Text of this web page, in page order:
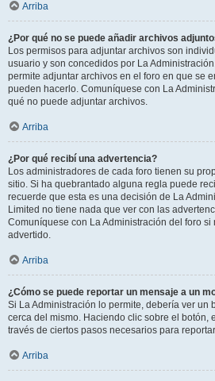
Arriba
¿Por qué no se puede añadir archivos
Los permisos para adjuntar archivos son
usuario y son concedidos por La
permite adjuntar archivos en el foro en que se
pueden hacerlo. Comuníquese con La
qué no puede adjuntar archivos.
Arriba
¿Por qué recibí una advertencia?
Los administradores de cada foro tienen su
sitio. Si ha quebrantado alguna regla puede
recuerde que esta es una decisión de La
Limited no tiene nada que ver con las
Comuníquese con La Administración del foro si
advertido.
Arriba
¿Cómo se puede reportar un mensaje a un
Si La Administración lo permite, debería ver un
cerca del mismo. Haciendo clic sobre el botón,
través de ciertos pasos necesarios para
Arriba